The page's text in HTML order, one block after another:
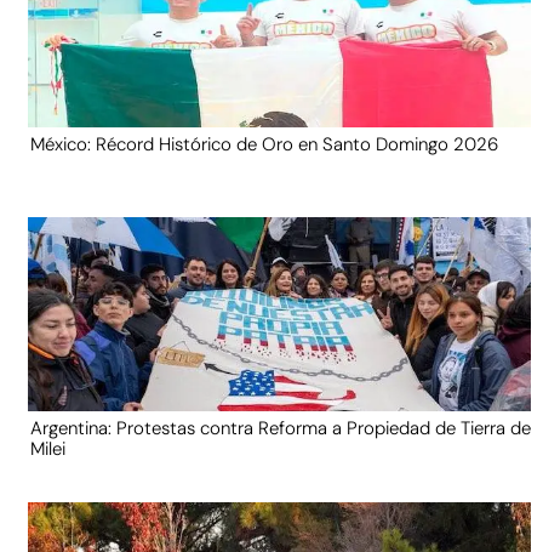
México: Récord Histórico de Oro en Santo Domingo 2026
Argentina: Protestas contra Reforma a Propiedad de Tierra de
Milei